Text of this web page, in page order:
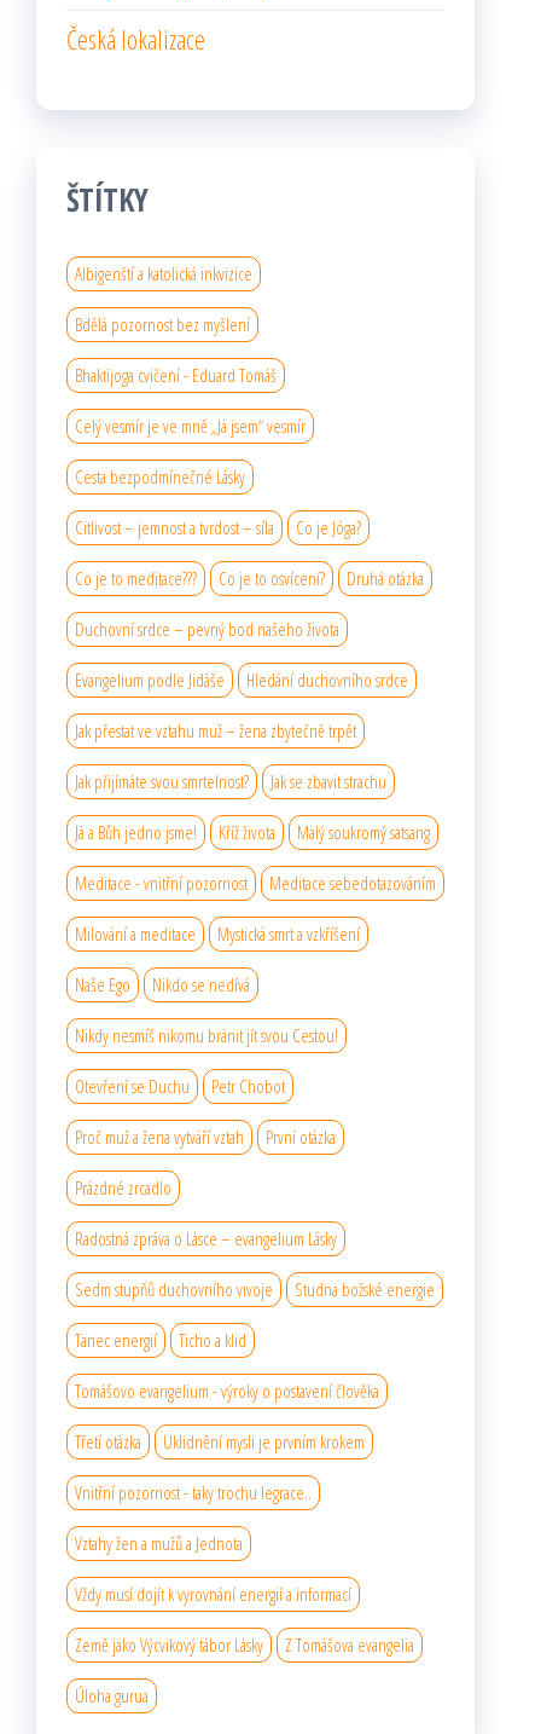
Česká lokalizace
ŠTÍTKY
Albigenští a katolická inkvizice
Bdělá pozornost bez myšlení
Bhaktijoga cvičení - Eduard Tomáš
Celý vesmír je ve mně „Já jsem“ vesmír
Cesta bezpodmínečné Lásky
Citlivost – jemnost a tvrdost – síla Co je Jóga?
Co je to meditace??? Co je to osvícení? Druhá otázka
Duchovní srdce – pevný bod našeho života
Evangelium podle Jidáše Hledání duchovního srdce
Jak přestat ve vztahu muž – žena zbytečně trpět
Jak přijímáte svou smrtelnost? Jak se zbavit strachu
Já a Bůh jedno jsme! Kříž života Malý soukromý satsang
Meditace - vnitřní pozornost Meditace sebedotazováním
Milování a meditace Mystická smrt a vzkříšení
Naše Ego Nikdo se nedívá
Nikdy nesmíš nikomu bránit jít svou Cestou!
Otevření se Duchu Petr Chobot
Proč muž a žena vytváří vztah První otázka
Prázdné zrcadlo
Radostná zpráva o Lásce – evangelium Lásky
Sedm stupňů duchovního vıvoje Studna božské energie
Tanec energií Ticho a klid
Tomášovo evangelium - výroky o postavení člověka
Třetí otázka Uklidnění mysli je prvním krokem
Vnitřní pozornost - taky trochu legrace..
Vztahy žen a mužů a Jednota
Vždy musí dojít k vyrovnání energií a informací
Země jako Výcvikový tábor Lásky Z Tomášova evangelia
Úloha gurua